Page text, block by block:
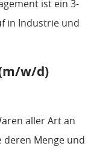
ist ein 3-
in Industrie und
w/d)
aller Art an
Menge und